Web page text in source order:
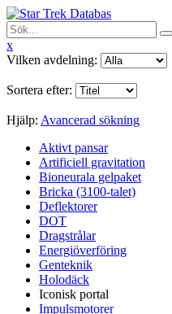
x
Vilken avdelning:
Sortera efter:
Hjälp: Avancerad sökning
Aktivt pansar
Artificiell gravitation
Bioneurala gelpaket
Bricka (3100-talet)
Deflektorer
DOT
Dragstrålar
Energiöverföring
Genteknik
Holodäck
Iconisk portal
Impulsmotorer